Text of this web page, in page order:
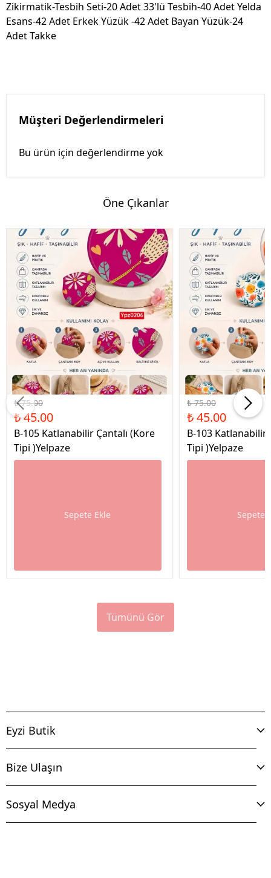
Zikirmatik-Tesbih Seti-20 Adet 33'lü Tesbih-40 Adet Yelda
Esans-42 Adet Erkek Yüzük -42 Adet Bayan Yüzük-24
Adet Takke
Müşteri Değerlendirmeleri
Bu ürün için değerlendirme yok
Öne Çıkanlar
%40 İndirim
₺ 75.00
₺ 45.00
B-105 Katlanabilir Çantalı (Kore
Tipi )Yelpaze
Sepete Ekle
%40 İndirim
₺ 75.00
₺ 45.00
B-103 Katlanabilir
Tipi )Yelpaze
Sepete
Tümünü Gör
Eyzi Butik
Bize Ulaşın
Sosyal Medya